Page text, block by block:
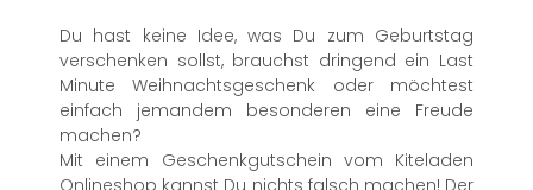
Du hast keine Idee, was Du zum Geburtstag
verschenken sollst, brauchst dringend ein Last
Minute Weihnachtsgeschenk oder möchtest
einfach jemandem besonderen eine Freude
machen?
Mit einem Geschenkgutschein vom Kiteladen